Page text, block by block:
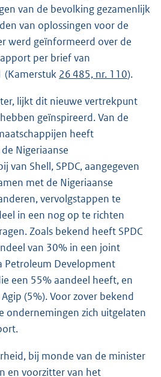
van de bevolking gezamenlijk
van oplossingen voor de
werd geïnformeerd over de
per brief van
(Kamerstuk 26 485, nr. 110).
lijkt dit nieuwe vertrekpunt
geïnspireerd. Van de
heeft
Nigeriaanse
van Shell, SPDC, aangegeven
met de Nigeriaanse
vervolgstappen te
in een nog op te richten
Zoals bekend heeft SPDC
van 30% in een joint
Petroleum Development
een 55% aandeel heeft, en
(5%). Voor zover bekend
ondernemingen zich uitgelaten
bij monde van de minister
en voorzitter van het